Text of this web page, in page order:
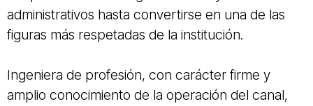
administrativos hasta convertirse en una de las
figuras más respetadas de la institución.
Ingeniera de profesión, con carácter firme y
amplio conocimiento de la operación del canal,